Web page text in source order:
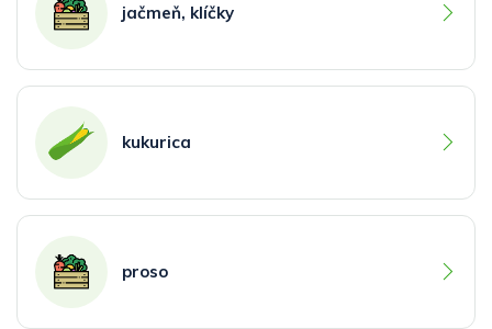
jačmeň, klíčky
kukurica
proso